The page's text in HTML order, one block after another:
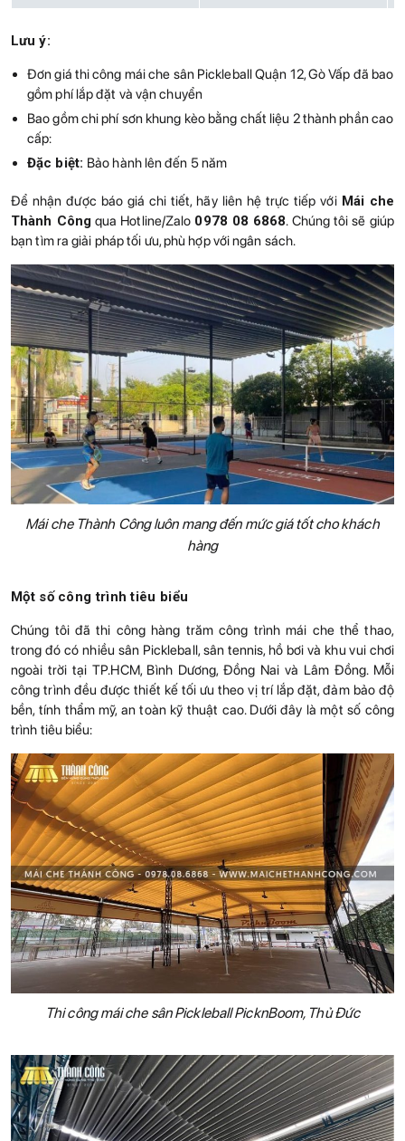
Lưu ý:
Đơn giá thi công mái che sân Pickleball Quận 12, Gò Vấp đã bao
gồm phí lắp đặt và vận chuyển
Bao gồm chi phí sơn khung kèo bằng chất liệu 2 thành phần cao
cấp:
Đặc biệt: Bảo hành lên đến 5 năm
Để nhận được báo giá chi tiết, hãy liên hệ trực tiếp với Mái che
Thành Côngqua Hotline/Zalo 0978 08 6868. Chúng tôi sẽ giúp
bạn tìm ra giải pháp tối ưu, phù hợp với ngân sách.
Mái che Thành Công luôn mang đến mức giá tốt cho khách
hàng
Một số công trình tiêu biểu
Chúng tôi đã thi công hàng trăm công trình mái che thể thao,
trong đó có nhiều sân Pickleball, sân tennis, hồ bơi và khu vui chơi
ngoài trời tại TP.HCM, Bình Dương, Đồng Nai và Lâm Đồng. Mỗi
công trình đều được thiết kế tối ưu theo vị trí lắp đặt, đảm bảo độ
bền, tính thẩm mỹ, an toàn kỹ thuật cao. Dưới đây là một số công
trình tiêu biểu:
Thi công mái che sân Pickleball PicknBoom, Thủ Đức